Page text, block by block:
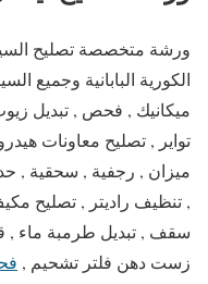
ورشة متخصصة تصليح
الكورية البابانية وجميع
ميكانيك , فحص , تبديل
تواير , تصليح معاونات
ميزان , رجفية , سحقية ,
, تنظيف راديتر , تصليح
سقف , تبديل طرمبة ماء ,
زست دهن فلتر تشحيم ,